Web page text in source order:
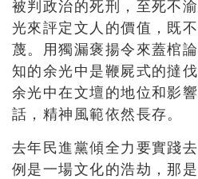
被判政治的死刑，至死不
光來評定文人的價值，既
蔑。用獨漏褒揚令來蓋棺
知的余光中是鞭屍式的撻
余光中在文壇的地位和影
話，精神風範依然長存。
去年民進黨傾全力要實踐
例是一場文化的浩劫，那